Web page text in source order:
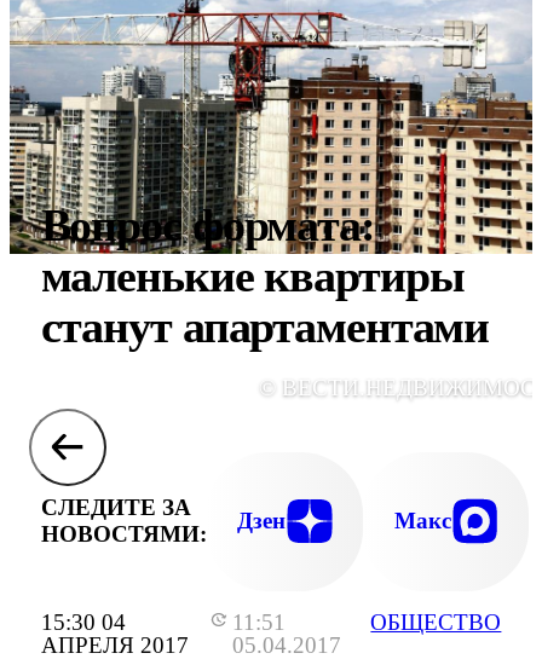
15:30 04
АПРЕЛЯ 2017
11:51
05.04.2017
ОБЩЕСТВО
Вопрос формата:
маленькие квартиры
станут апартаментами
©
СЛЕДИТЕ ЗА
НОВОСТЯМИ:
Дзен Макс